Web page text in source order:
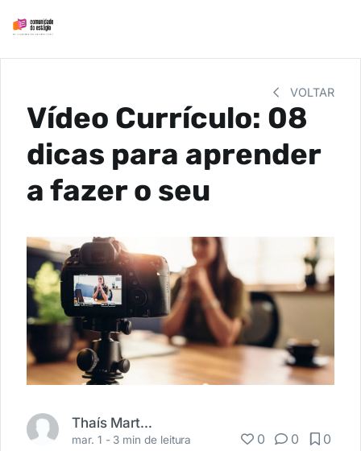
VOLTAR
Vídeo Currículo: 08
dicas para aprender
a fazer o seu
Thaís Martins
mar. 1 - 3 min de leitura 0 0 0